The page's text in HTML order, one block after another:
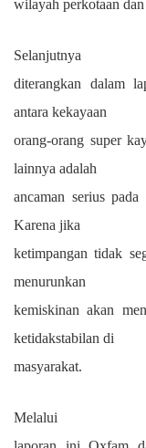
wilayah perkotaan dan
Selanjutnya
diterangkan dalam
antara kekayaan
orang-orang super
lainnya adalah
ancaman serius
Karena jika
ketimpangan tidak
menurunkan
kemiskinan akan
ketidakstabilan di
masyarakat.
Melalui